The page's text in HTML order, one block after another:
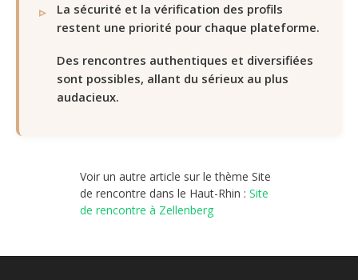
La sécurité et la vérification des profils
restent une priorité pour chaque plateforme.
Des rencontres authentiques et diversifiées
sont possibles, allant du sérieux au plus
audacieux.
Voir un autre article sur le thème Site
de rencontre dans le Haut-Rhin : Site
de rencontre à Zellenberg